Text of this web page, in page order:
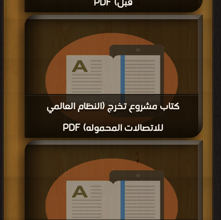
كتاب مشروع تخرج (النظام العالمي
للاتصالات المحموله) PDF
قراءة و تحميل كتاب كتاب مشروع تخرج (النظام العالمي للاتصالات المحموله) PDF
كتب في لينكات مباشرة